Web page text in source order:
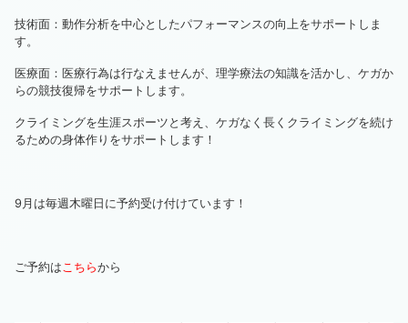
技術面：動作分析を中心としたパフォーマンスの向上をサポートしま
す。
医療面：医療行為は行なえませんが、理学療法の知識を活かし、ケガか
らの競技復帰をサポートします。
クライミングを生涯スポーツと考え、ケガなく長くクライミングを続け
るための身体作りをサポートします！
9月は毎週木曜日に予約受け付けています！
ご予約はこちらから